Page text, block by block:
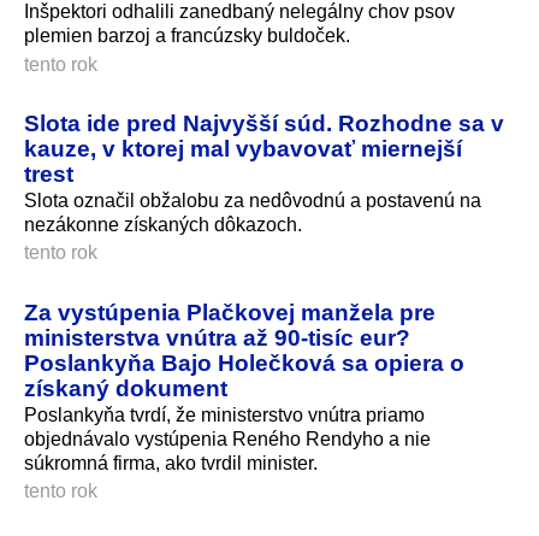
Inšpektori odhalili zanedbaný nelegálny chov psov
plemien barzoj a francúzsky buldoček.
tento rok
Slota ide pred Najvyšší súd. Rozhodne sa v
kauze, v ktorej mal vybavovať miernejší
trest
Slota označil obžalobu za nedôvodnú a postavenú na
nezákonne získaných dôkazoch.
tento rok
Za vystúpenia Plačkovej manžela pre
ministerstva vnútra až 90-tisíc eur?
Poslankyňa Bajo Holečková sa opiera o
získaný dokument
Poslankyňa tvrdí, že ministerstvo vnútra priamo
objednávalo vystúpenia Reného Rendyho a nie
súkromná firma, ako tvrdil minister.
tento rok